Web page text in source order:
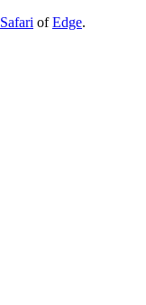
Safari ofEdge.